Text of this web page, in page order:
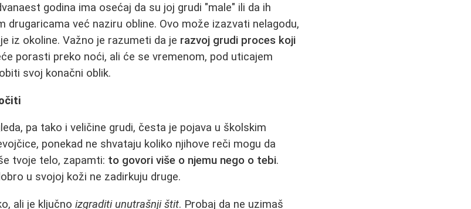
godina ima osećaj da su joj grudi "male" ili da ih
drugaricama već naziru obline. Ovo može izazvati nelagodu,
iz okoline. Važno je razumeti da je razvoj grudi proces koji
porasti preko noći, ali će se vremenom, pod uticajem
svoj konačni oblik.
pa tako i veličine grudi, česta je pojava u školskim
ponekad ne shvataju koliko njihove reči mogu da
tvoje telo, zapamti: to govori više o njemu nego o tebi.
u svojoj koži ne zadirkuju druge.
ali je ključnoizgraditi unutrašnji štit. Probaj da ne uzimaš